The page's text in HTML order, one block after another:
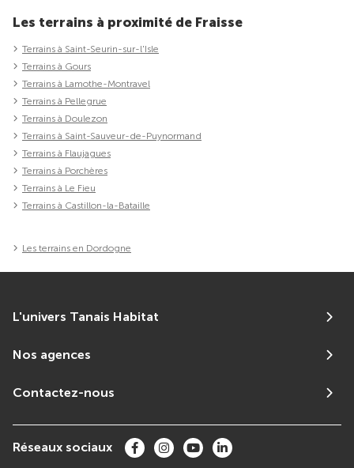
Les terrains à proximité de Fraisse
Terrains à Saint-Seurin-sur-l'Isle
Terrains à Gours
Terrains à Lamothe-Montravel
Terrains à Pellegrue
Terrains à Doulezon
Terrains à Saint-Sauveur-de-Puynormand
Terrains à Flaujagues
Terrains à Porchères
Terrains à Le Fieu
Terrains à Castillon-la-Bataille
Les terrains en Dordogne
L'univers Tanais Habitat
Nos agences
Contactez-nous
Réseaux sociaux